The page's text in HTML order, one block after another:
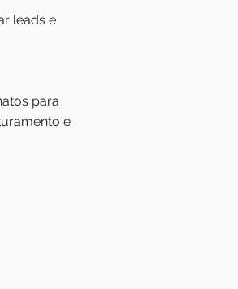
leads e
para
e